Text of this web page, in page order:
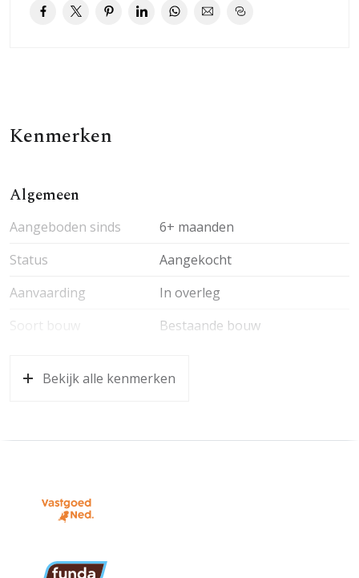
Kenmerken
Algemeen
Aangeboden sinds
6+ maanden
Status
Aangekocht
Aanvaarding
In overleg
Soort bouw
Bestaande bouw
Bekijk alle kenmerken